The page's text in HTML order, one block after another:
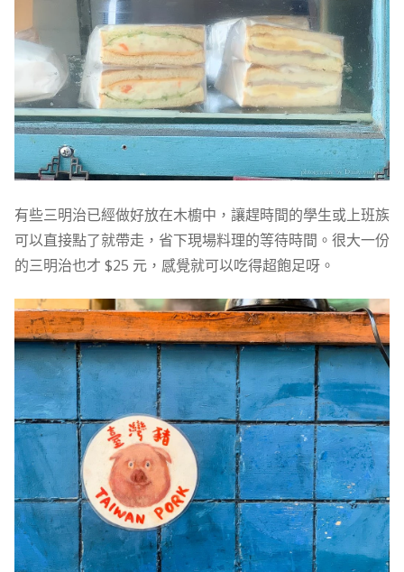
有些三明治已經做好放在木櫥中，讓趕時間的學生或上班族
可以直接點了就帶走，省下現場料理的等待時間。很大一份
的三明治也才 $25 元，感覺就可以吃得超飽足呀。